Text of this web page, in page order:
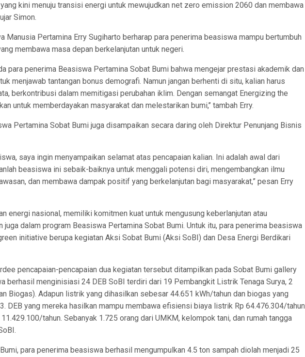
kini menuju transisi energi untuk mewujudkan net zero emission 2060 dan membawa
Simon.
Manusia Pertamina Erry Sugiharto berharap para penerima beasiswa mampu bertumbuh
membawa masa depan berkelanjutan untuk negeri.
para penerima Beasiswa Pertamina Sobat Bumi bahwa mengejar prestasi akademik dan
menjawab tantangan bonus demografi. Namun jangan berhenti di situ, kalian harus
berkontribusi dalam memitigasi perubahan iklim. Dengan semangat Energizing the
untuk memberdayakan masyarakat dan melestarikan bumi,’’ tambah Erry.
Pertamina Sobat Bumi juga disampaikan secara daring oleh Direktur Penunjang Bisnis
saya ingin menyampaikan selamat atas pencapaian kalian. Ini adalah awal dari
beasiswa ini sebaik-baiknya untuk menggali potensi diri, mengembangkan ilmu
dan membawa dampak positif yang berkelanjutan bagi masyarakat,” pesan Erry
energi nasional, memiliki komitmen kuat untuk mengusung keberlanjutan atau
dalam program Beasiswa Pertamina Sobat Bumi. Untuk itu, para penerima beasiswa
initiative berupa kegiatan Aksi Sobat Bumi (Aksi SoBI) dan Desa Energi Berdikari
pencapaian-pencapaian dua kegiatan tersebut ditampilkan pada Sobat Bumi gallery
berhasil menginisiasi 24 DEB SoBI terdiri dari 19 Pembangkit Listrik Tenaga Surya, 2
Biogas). Adapun listrik yang dihasilkan sebesar 44.651 kWh/tahun dan biogas yang
DEB yang mereka hasilkan mampu membawa efisiensi biaya listrik Rp 64.476.304/tahun
tahun. Sebanyak 1.725 orang dari UMKM, kelompok tani, dan rumah tangga
para penerima beasiswa berhasil mengumpulkan 4.5 ton sampah diolah menjadi 25